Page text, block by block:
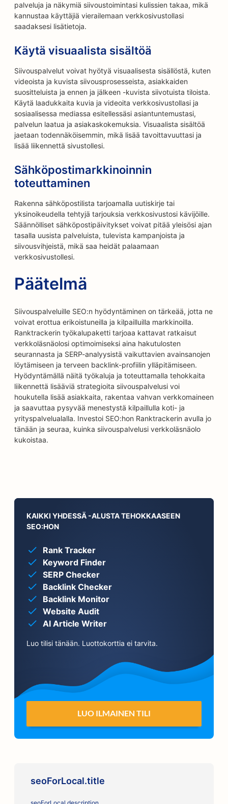
palveluja ja näkymiä siivoustoimintasi kulissien takaa, mikä
kannustaa käyttäjiä vierailemaan verkkosivustollasi
saadaksesi lisätietoja.
Käytä visuaalista sisältöä
Siivouspalvelut voivat hyötyä visuaalisesta sisällöstä, kuten
videoista ja kuvista siivousprosesseista, asiakkaiden
suositteluista ja ennen ja jälkeen -kuvista siivotuista tiloista.
Käytä laadukkaita kuvia ja videoita verkkosivustollasi ja
sosiaalisessa mediassa esitellessäsi asiantuntemustasi,
palvelun laatua ja asiakaskokemuksia. Visuaalista sisältöä
jaetaan todennäköisemmin, mikä lisää tavoittavuuttasi ja
lisää liikennettä sivustollesi.
Sähköpostimarkkinoinnin
toteuttaminen
Rakenna sähköpostilista tarjoamalla uutiskirje tai
yksinoikeudella tehtyjä tarjouksia verkkosivustosi kävijöille.
Säännölliset sähköpostipäivitykset voivat pitää yleisösi ajan
tasalla uusista palveluista, tulevista kampanjoista ja
siivousvihjeistä, mikä saa heidät palaamaan
verkkosivustollesi.
Päätelmä
Siivouspalveluille SEO:n hyödyntäminen on tärkeää, jotta ne
voivat erottua erikoistuneilla ja kilpailluilla markkinoilla.
Ranktrackerin työkalupaketti tarjoaa kattavat ratkaisut
verkkoläsnäolosi optimoimiseksi aina hakutulosten
seurannasta ja SERP-analyysistä vaikuttavien avainsanojen
löytämiseen ja terveen backlink-profiilin ylläpitämiseen.
Hyödyntämällä näitä työkaluja ja toteuttamalla tehokkaita
liikennettä lisääviä strategioita siivouspalvelusi voi
houkutella lisää asiakkaita, rakentaa vahvan verkkomaineen
ja saavuttaa pysyvää menestystä kilpaillulla koti- ja
yrityspalvelualalla. Investoi SEO:hon Ranktrackerin avulla jo
tänään ja seuraa, kuinka siivouspalvelusi verkkoläsnäolo
kukoistaa.
KAIKKI YHDESSÄ -ALUSTA TEHOKKAASEEN
SEO:HON
Rank Tracker
Keyword Finder
SERP Checker
Backlink Checker
Backlink Monitor
Website Audit
AI Article Writer
Luo tilisi tänään. Luottokorttia ei tarvita.
LUO ILMAINEN TILI
seoForLocal.title